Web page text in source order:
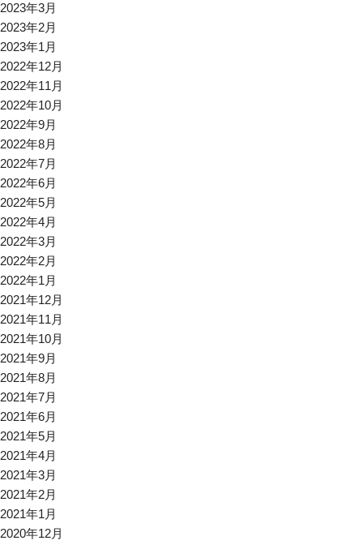
2023年3月
2023年2月
2023年1月
2022年12月
2022年11月
2022年10月
2022年9月
2022年8月
2022年7月
2022年6月
2022年5月
2022年4月
2022年3月
2022年2月
2022年1月
2021年12月
2021年11月
2021年10月
2021年9月
2021年8月
2021年7月
2021年6月
2021年5月
2021年4月
2021年3月
2021年2月
2021年1月
2020年12月